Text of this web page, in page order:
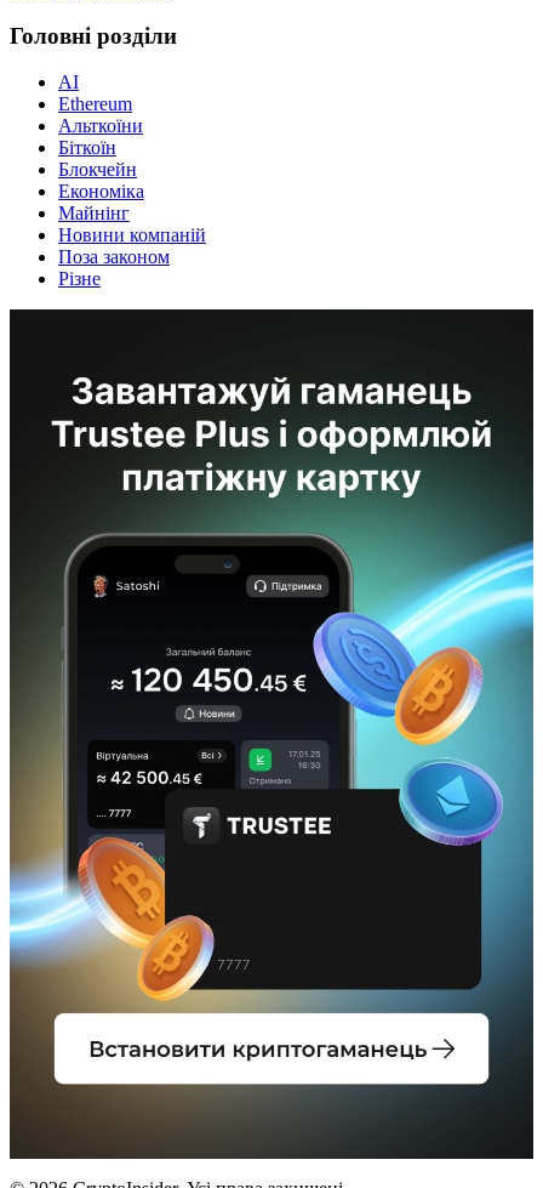
Головні розділи
AI
Ethereum
Альткоїни
Біткоїн
Блокчейн
Економіка
Майнінг
Новини компаній
Поза законом
Різне